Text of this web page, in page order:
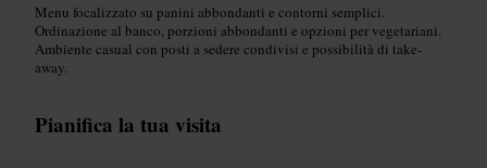
Menu focalizzato su panini abbondanti e contorni semplici.
Ordinazione al banco, porzioni abbondanti e opzioni per vegetariani.
Ambiente casual con posti a sedere condivisi e possibilità di take-
away.
Pianifica la tua visita